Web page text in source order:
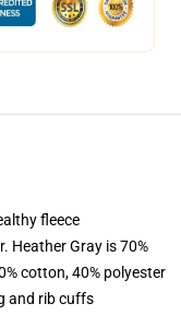
fleece
Heather Gray is 70%
cotton, 40% polyester
and rib cuffs